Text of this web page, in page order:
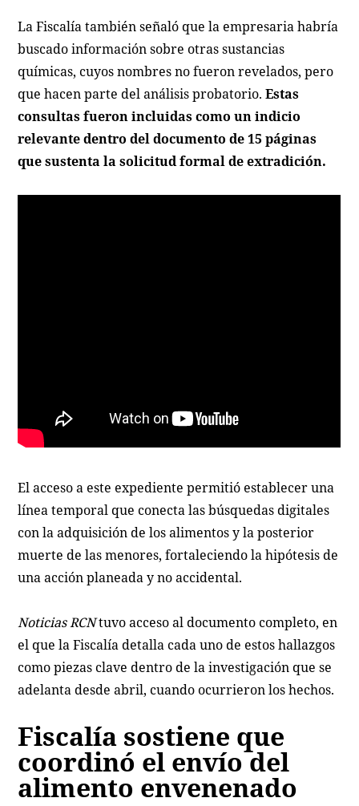
La Fiscalía también señaló que la empresaria habría
buscado información sobre otras sustancias
químicas, cuyos nombres no fueron revelados, pero
que hacen parte del análisis probatorio.Estas
consultas fueron incluidas como un indicio
relevante dentro del documento de 15 páginas
que sustenta la solicitud formal de extradición.
El acceso a este expediente permitió establecer una
línea temporal que conecta las búsquedas digitales
con la adquisición de los alimentos y la posterior
muerte de las menores, fortaleciendo la hipótesis de
una acción planeada y no accidental.
Noticias RCNtuvo acceso al documento completo, en
el que la Fiscalía detalla cada uno de estos hallazgos
como piezas clave dentro de la investigación que se
adelanta desde abril, cuando ocurrieron los hechos.
Fiscalía sostiene que
coordinó el envío del
alimento envenenado